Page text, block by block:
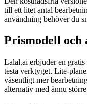
till ett litet antal
användning behöver du
Prismodell och
Lalal.ai erbjuder en
testa verktyget. Lite-
väsentligt mer
alternativ med ännu